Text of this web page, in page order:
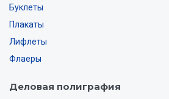
Буклеты
Плакаты
Лифлеты
Флаеры
Деловая полиграфия